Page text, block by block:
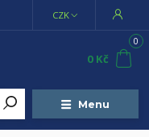
Menu
CZK
0
0 Kč